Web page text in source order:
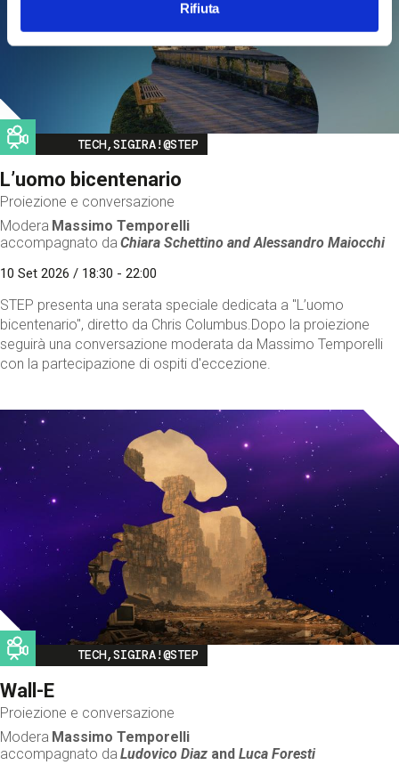
Rifiuta
Image
TECH,SIGIRA!@STEP
L’uomo bicentenario
Proiezione e conversazione
Modera Massimo Temporelli
accompagnato da Chiara Schettino andAlessandro Maiocchi
10 Set 2026 / 18:30 - 22:00
STEP presenta una serata speciale dedicata a "L’uomo
bicentenario", diretto da Chris Columbus.Dopo la proiezione
seguirà una conversazione moderata da Massimo Temporelli
con la partecipazione di ospiti d'eccezione.
Image
TECH,SIGIRA!@STEP
Wall-E
Proiezione e conversazione
Modera Massimo Temporelli
accompagnato da Ludovico Diaz andLuca Foresti